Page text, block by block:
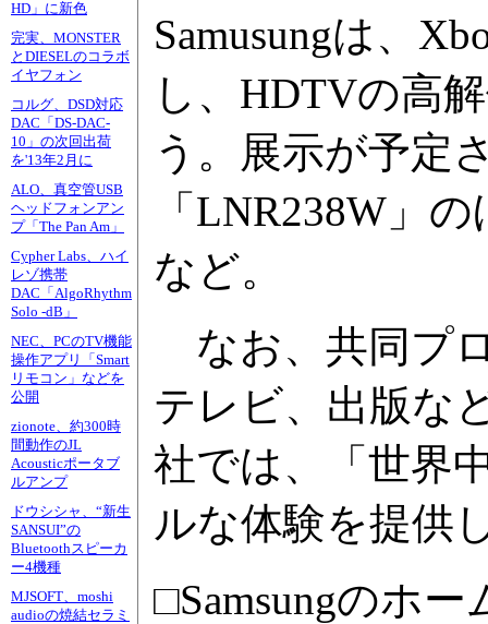
HD」に新色
完実、MONSTER
とDIESELのコラボ
イヤフォン
コルグ、DSD対応
DAC「DS-DAC-
10」の次回出荷
を'13年2月に
ALO、真空管USB
ヘッドフォンアン
プ「The Pan Am」
Cypher Labs、ハイ
レゾ携帯
DAC「AlgoRhythm
Solo -dB」
NEC、PCのTV機能
操作アプリ「Smart
リモコン」などを
公開
zionote、約300時
間動作のJL
Acousticポータブ
ルアンプ
ドウシシャ、“新生
SANSUI”の
Bluetoothスピーカ
ー4機種
MJSOFT、moshi
audioの焼結セラミ
Samusungは、
し、HDTVの高
う。展示が予定
「LNR238W」
など。
なお、共同プ
テレビ、出版な
社では、「世界
ルな体験を提供
□Samsungのホ